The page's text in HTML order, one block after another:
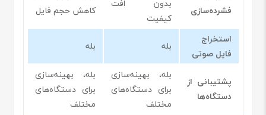
فشرده‌سازی
بدون افت
کیفیت
کاهش حجم فایل
استخراج
فایل صوتی
بله بله
پشتیبانی از
دستگاه‌ها
بله، بهینه‌سازی
برای دستگاه‌های
مختلف
بله، بهینه‌سازی
برای دستگاه‌های
مختلف